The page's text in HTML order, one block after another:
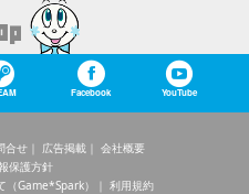
Facebook YouTube
合せ 広告掲載
会社概要
保護方針
（Game*Spark）
利用規約